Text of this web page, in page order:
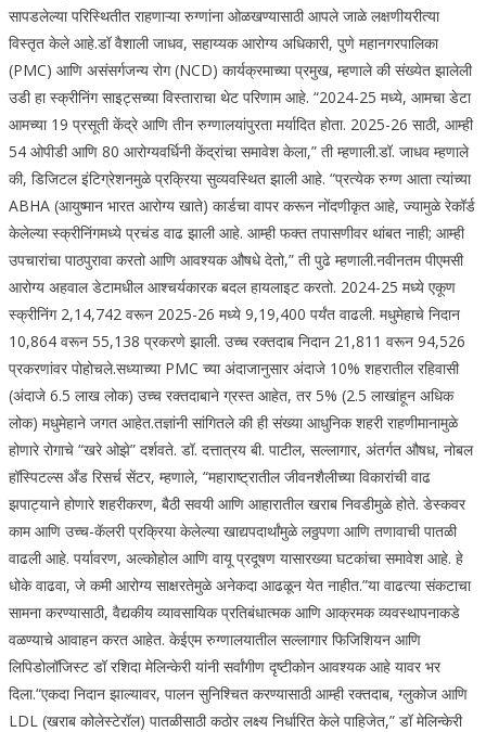
सापडलेल्या परिस्थितीत राहणाऱ्या रुग्णांना ओळखण्यासाठी आपले जाळे लक्षणीयरीत्या
विस्तृत केले आहे.डॉ वैशाली जाधव, सहाय्यक आरोग्य अधिकारी, पुणे महानगरपालिका
(PMC) आणि असंसर्गजन्य रोग (NCD) कार्यक्रमाच्या प्रमुख, म्हणाले की संख्येत झालेली
उडी हा स्क्रीनिंग साइट्सच्या विस्ताराचा थेट परिणाम आहे. “2024-25 मध्ये, आमचा डेटा
आमच्या 19 प्रसूती केंद्रे आणि तीन रुग्णालयांपुरता मर्यादित होता. 2025-26 साठी, आम्ही
54 ओपीडी आणि 80 आरोग्यवर्धिनी केंद्रांचा समावेश केला,” ती म्हणाली.डॉ. जाधव म्हणाले
की, डिजिटल इंटिग्रेशनमुळे प्रक्रिया सुव्यवस्थित झाली आहे. “प्रत्येक रुग्ण आता त्यांच्या
ABHA (आयुष्मान भारत आरोग्य खाते) कार्डचा वापर करून नोंदणीकृत आहे, ज्यामुळे रेकॉर्ड
केलेल्या स्क्रीनिंगमध्ये प्रचंड वाढ झाली आहे. आम्ही फक्त तपासणीवर थांबत नाही; आम्ही
उपचारांचा पाठपुरावा करतो आणि आवश्यक औषधे देतो,” ती पुढे म्हणाली.नवीनतम पीएमसी
आरोग्य अहवाल डेटामधील आश्चर्यकारक बदल हायलाइट करतो. 2024-25 मध्ये एकूण
स्क्रीनिंग 2,14,742 वरून 2025-26 मध्ये 9,19,400 पर्यंत वाढली. मधुमेहाचे निदान
10,864 वरून 55,138 प्रकरणे झाली. उच्च रक्तदाब निदान 21,811 वरून 94,526
प्रकरणांवर पोहोचले.सध्याच्या PMC च्या अंदाजानुसार अंदाजे 10% शहरातील रहिवासी
(अंदाजे 6.5 लाख लोक) उच्च रक्तदाबाने ग्रस्त आहेत, तर 5% (2.5 लाखांहून अधिक
लोक) मधुमेहाने जगत आहेत.तज्ञांनी सांगितले की ही संख्या आधुनिक शहरी राहणीमानामुळे
होणारे रोगाचे “खरे ओझे” दर्शवते. डॉ. दत्तात्रय बी. पाटील, सल्लागार, अंतर्गत औषध, नोबल
हॉस्पिटल्स अँड रिसर्च सेंटर, म्हणाले, “महाराष्ट्रातील जीवनशैलीच्या विकारांची वाढ
झपाट्याने होणारे शहरीकरण, बैठी सवयी आणि आहारातील खराब निवडीमुळे होते. डेस्कवर
काम आणि उच्च-कॅलरी प्रक्रिया केलेल्या खाद्यपदार्थांमुळे लठ्ठपणा आणि तणावाची पातळी
वाढली आहे. पर्यावरण, अल्कोहोल आणि वायू प्रदूषण यासारख्या घटकांचा समावेश आहे. हे
धोके वाढवा, जे कमी आरोग्य साक्षरतेमुळे अनेकदा आढळून येत नाहीत.”या वाढत्या संकटाचा
सामना करण्यासाठी, वैद्यकीय व्यावसायिक प्रतिबंधात्मक आणि आक्रमक व्यवस्थापनाकडे
वळण्याचे आवाहन करत आहेत. केईएम रुग्णालयातील सल्लागार फिजिशियन आणि
लिपिडोलॉजिस्ट डॉ रशिदा मेलिन्केरी यांनी सर्वांगीण दृष्टीकोन आवश्यक आहे यावर भर
दिला.“एकदा निदान झाल्यावर, पालन सुनिश्चित करण्यासाठी आम्ही रक्तदाब, ग्लुकोज आणि
LDL (खराब कोलेस्टेरॉल) पातळीसाठी कठोर लक्ष्य निर्धारित केले पाहिजेत,” डॉ मेलिन्केरी